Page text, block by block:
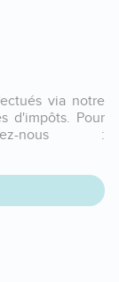
via notre
d'impôts. Pour
nous :